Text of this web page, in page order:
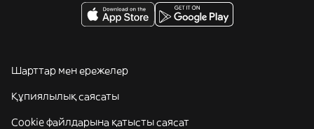
Шарттар мен ережелер
Құпиялылық саясаты
Cookie файлдарына қатысты саясат